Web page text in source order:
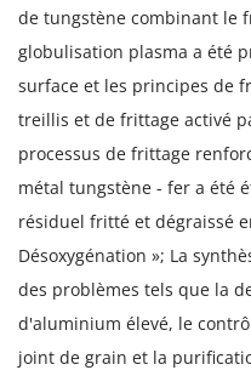
de tungstène combinant le
globulisation plasma a été
surface et les principes de
treillis et de frittage activé
processus de frittage
métal tungstène - fer a été
résiduel fritté et dégraissé
Désoxygénation »; La
des problèmes tels que la
d'aluminium élevé, le
joint de grain et la